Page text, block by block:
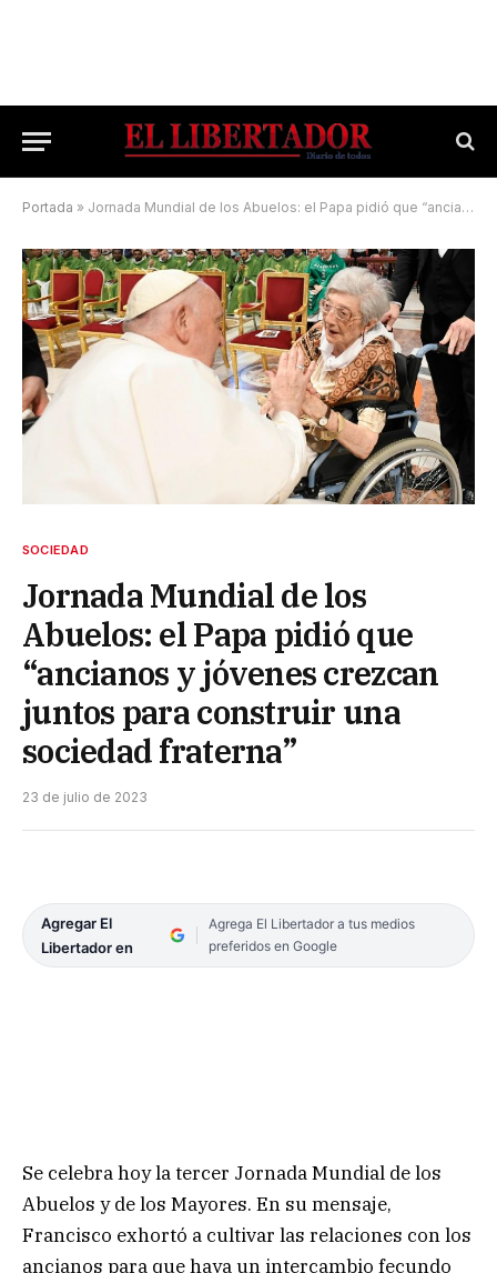
Portada » Jornada Mundial de los Abuelos: el Papa pidió que “ancianos y jóvenes crezcan juntos para construir una sociedad fraterna”
SOCIEDAD
Jornada Mundial de los
Abuelos: el Papa pidió que
“ancianos y jóvenes crezcan
juntos para construir una
sociedad fraterna”
23 de julio de 2023
Agregar El
Libertador en
Agrega El Libertador a tus medios
preferidos en Google
Se celebra hoy la tercer Jornada Mundial de los
Abuelos y de los Mayores. En su mensaje,
Francisco exhortó a cultivar las relaciones con los
ancianos para que haya un intercambio fecundo